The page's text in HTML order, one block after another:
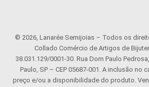
© 2026, Lanarée Semijoias – Todos os
Collado Comércio de Artigos de
38.031.129/0001-30. Rua Dom Paulo
Paulo, SP – CEP 05687-001. A inclusão no
preço e/ou a disponibilidade do produto.